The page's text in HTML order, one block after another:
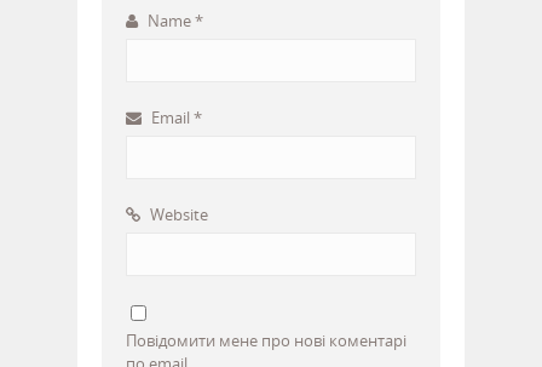
Name*
Email *
Website
Повідомити мене про нові коментарі